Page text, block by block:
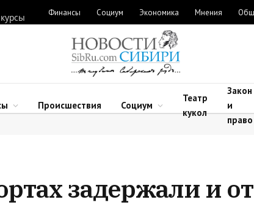
Финансы Социум Экономика Мнения
Происшествия Социум
Театр
кукол
Закон
и
право
задержали и